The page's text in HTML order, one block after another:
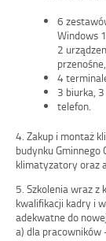
6
Windows
2
4
3 biurka,
telefon.
4. Zakup i montaż
budynku Gminnego
klimatyzatory oraz
5. Szkolenia wraz z
kwalifikacji kadry i
adekwatne do
a) dla